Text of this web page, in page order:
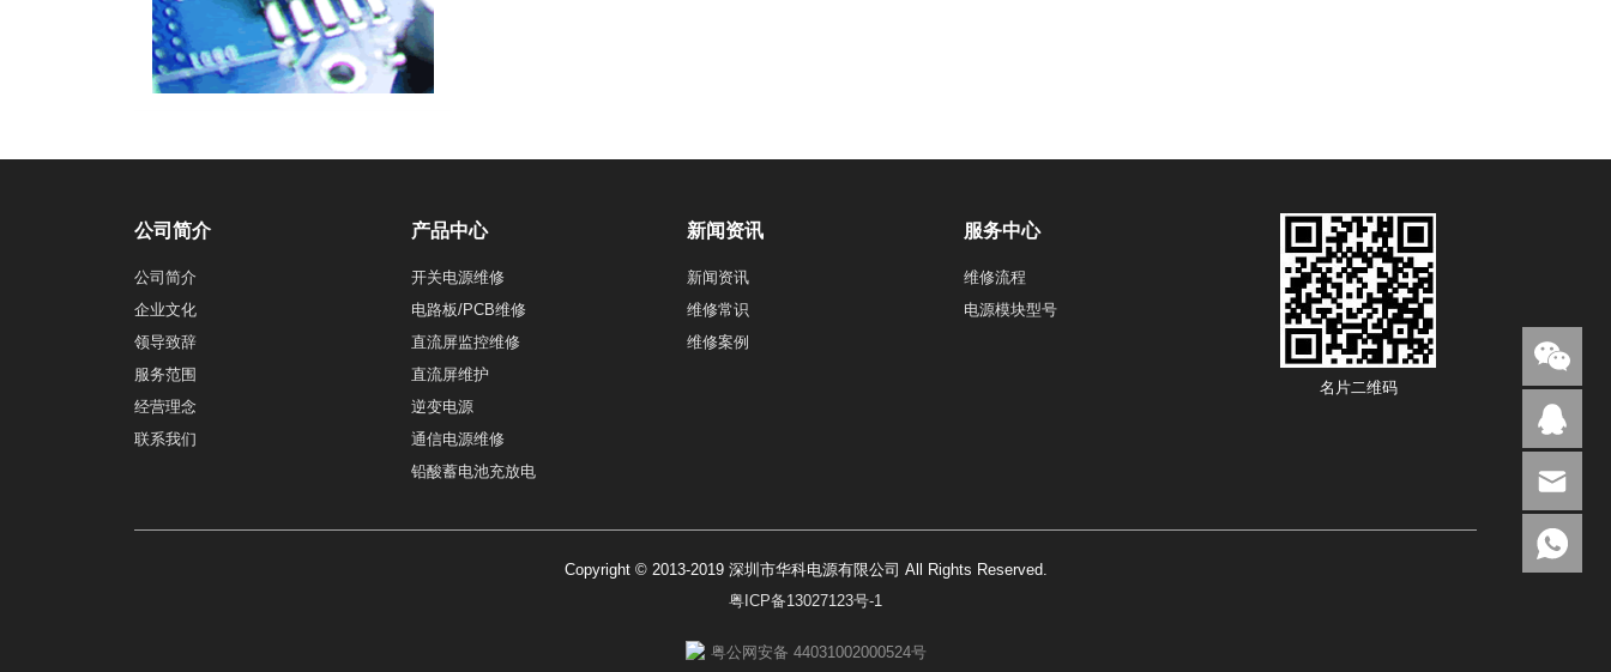
公司简介
公司简介
企业文化
领导致辞
服务范围
经营理念
联系我们
产品中心
开关电源维修
电路板/PCB维修
直流屏监控维修
直流屏维护
逆变电源
通信电源维修
铅酸蓄电池充放电
新闻资讯
新闻资讯
维修常识
维修案例
服务中心
维修流程
电源模块型号
名片二维码
Copyright © 2013-2019 深圳市华科电源有限公司 All Rights Reserved.
粤ICP备13027123号-1
粤公网安备 44031002000524号